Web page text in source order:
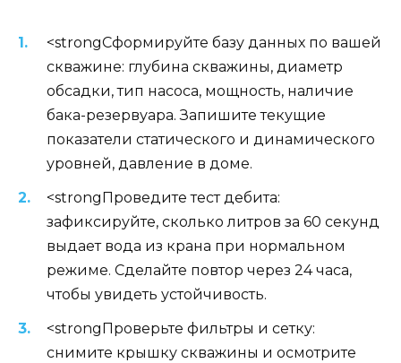
<strongСформируйте базу данных по вашей
скважине: глубина скважины, диаметр
обсадки, тип насоса, мощность, наличие
бака-резервуара. Запишите текущие
показатели статического и динамического
уровней, давление в доме.
<strongПроведите тест дебита:
зафиксируйте, сколько литров за 60 секунд
выдает вода из крана при нормальном
режиме. Сделайте повтор через 24 часа,
чтобы увидеть устойчивость.
<strongПроверьте фильтры и сетку:
снимите крышку скважины и осмотрите